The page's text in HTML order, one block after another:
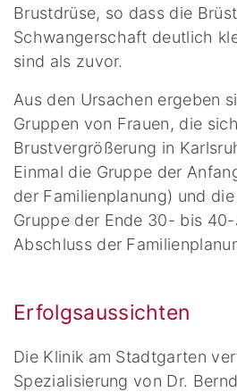
Brustdrüse, so dass die
Schwangerschaft deutlich
sind als zuvor.
Aus den Ursachen ergeben
Gruppen von Frauen, die
Brustvergrößerung in
Einmal die Gruppe der
der Familienplanung) und
Gruppe der Ende 30- bis
Abschluss der
Erfolgsaussichten
Die Klinik am Stadtgarten
Spezialisierung von Dr.